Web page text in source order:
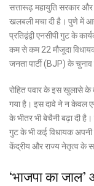
सत्तारूढ़ महायुति सरकार
खलबली मचा दी है। पुणे में
प्रतिद्वंद्वी एनसीपी गुट के
कम से कम 22 मौजूदा
जनता पार्टी (BJP) के
रोहित पवार के इस खुलासे के
गया है। इस दावे ने न केवल
के भीतर भी बेचैनी बढ़ा दी है।
गुट के भी कई विधायक अपनी
केंद्रीय और राज्य नेतृत्व के
‘भाजपा का